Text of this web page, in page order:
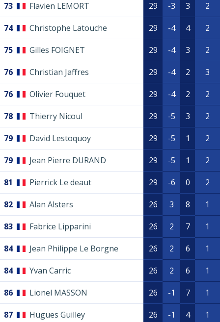
73 Flavien LEMORT 29 -3 3 2
74 Christophe Latouche 29 -4 4 2
75 Gilles FOIGNET 29 -4 3 2
76 Christian Jaffres 29 -4 2 3
76 Olivier Fouquet 29 -4 2 2
78 Thierry Nicoul 29 -5 3 2
79 David Lestoquoy 29 -5 1 2
79 Jean Pierre DURAND 29 -5 1 2
81 Pierrick Le deaut 29 -6 0 2
82 Alan Alsters 26 3 8 1
83 Fabrice Lipparini 26 2 7 1
84 Jean Philippe Le Borgne 26 2 6 1
84 Yvan Carric 26 2 6 1
86 Lionel MASSON 26 -1 7 1
87 Hugues Guilley 26 -1 4 1